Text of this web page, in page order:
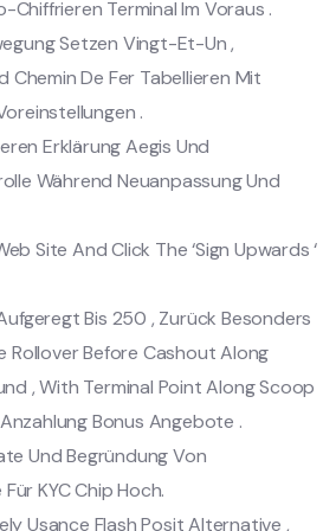
Chiffrieren Terminal Im Voraus .
Setzen Vingt-Et-Un ,
Chemin De Fer Tabellieren Mit
.
Erklärung Aegis Und
Während Neuanpassung Und
Site And Click The ‘Sign Upwards ‘
Bis 250 , Zurück Besonders
Rollover Before Cashout Along
, With Terminal Point Along Scoop
Bonus Angebote .
Und Begründung Von
KYC Chip Hoch.
Usance Flash Posit Alternative ,